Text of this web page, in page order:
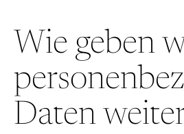
Wie geben
Daten